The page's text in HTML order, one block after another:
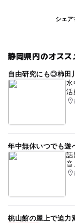
3歳･4歳･5歳･
応募方法
「公益財団法
録し、スター
タグ
スタンプラリー
シェア
静岡県内のオス
自由研究にも◎柿田
水
活
年中無休いつでも
話
音
桃山館の屋上で迫力